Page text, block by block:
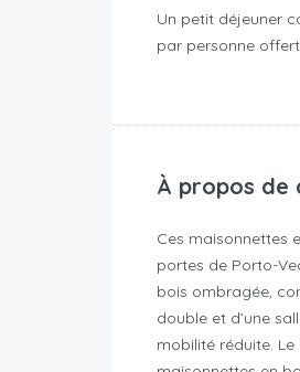
Un petit déjeuner
par personne offert
À propos de
Ces maisonnettes
portes de Porto-
bois ombragée,
double et d’une
mobilité réduite.